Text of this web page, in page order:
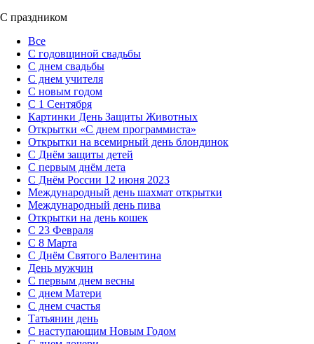
С праздником
Все
С годовщиной свадьбы
С днем свадьбы
С днем учителя
С новым годом
С 1 Сентября
Картинки День Защиты Животных
Открытки «‎С днем программиста»‎
Открытки на всемирный день блондинок
С Днём защиты детей
С первым днём лета
С Днём России 12 июня 2023
Международный день шахмат открытки
Международный день пива
Открытки на день кошек
С 23 Февраля
С 8 Марта
С Днём Святого Валентина
День мужчин
С первым днем весны
С днем Матери
C днем счастья
Татьянин день
C наступающим Новым Годом